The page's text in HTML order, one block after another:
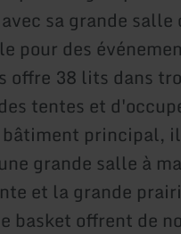
sa grande salle
pour des
offre 38 lits dans
tentes et
principal,
grande salle à
et la grande
basket offrent de